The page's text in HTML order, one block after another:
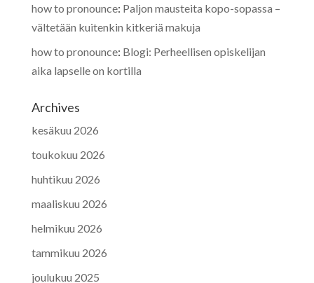
how to pronounce: Paljon mausteita kopo-sopassa –
vältetään kuitenkin kitkeriä makuja
how to pronounce: Blogi: Perheellisen opiskelijan
aika lapselle on kortilla
Archives
kesäkuu 2026
toukokuu 2026
huhtikuu 2026
maaliskuu 2026
helmikuu 2026
tammikuu 2026
joulukuu 2025